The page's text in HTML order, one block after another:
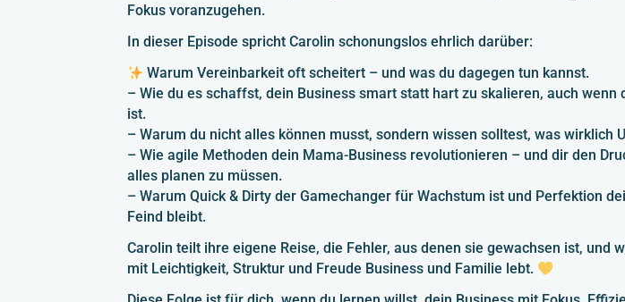
Fokus voranzugehen.
In dieser Episode spricht Carolin schonungslos ehrlich darüber:
Warum Vereinbarkeit oft scheitert – und was du dagegen tun kannst.
– Wie du es schaffst, dein Business smart statt hart zu skalieren, auch wenn
ist.
– Warum du nicht alles können musst, sondern wissen solltest, was wirklich
– Wie agile Methoden dein Mama-Business revolutionieren – und dir den
alles planen zu müssen.
– Warum Quick & Dirty der Gamechanger für Wachstum ist und Perfektion
Feind bleibt.
Carolin teilt ihre eigene Reise, die Fehler, aus denen sie gewachsen ist, und
mit Leichtigkeit, Struktur und Freude Business und Familie lebt.